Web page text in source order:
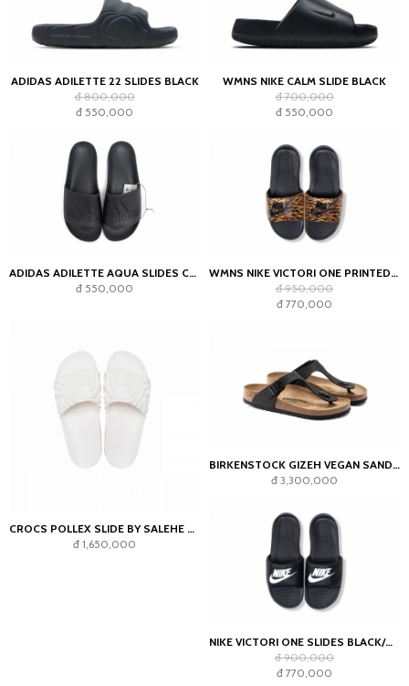
ADIDAS ADILETTE 22 SLIDES BLACK
đ 800,000
đ 550,000
WMNS NIKE CALM SLIDE BLACK
đ 700,000
đ 550,000
ADIDAS ADILETTE AQUA SLIDES CORE BLACK
đ 550,000
WMNS NIKE VICTORI ONE PRINTED SLIDES BLACK/TIGER PRINT
đ 950,000
đ 770,000
CROCS POLLEX SLIDE BY SALEHE BEMBURY MAYO
đ 1,650,000
BIRKENSTOCK GIZEH VEGAN SANDAL
đ 3,300,000
NIKE VICTORI ONE SLIDES BLACK/WHITE
đ 900,000
đ 770,000